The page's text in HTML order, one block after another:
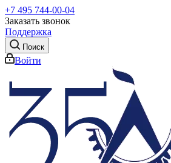
+7 495 744-00-04
Заказать звонок
Поддержка
Поиск
Войти